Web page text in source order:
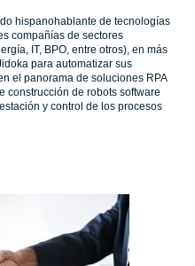
hispanohablante de tecnologías
compañías de sectores
IT, BPO, entre otros), en más
para automatizar sus
el panorama de soluciones RPA
construcción de robots software
y control de los procesos